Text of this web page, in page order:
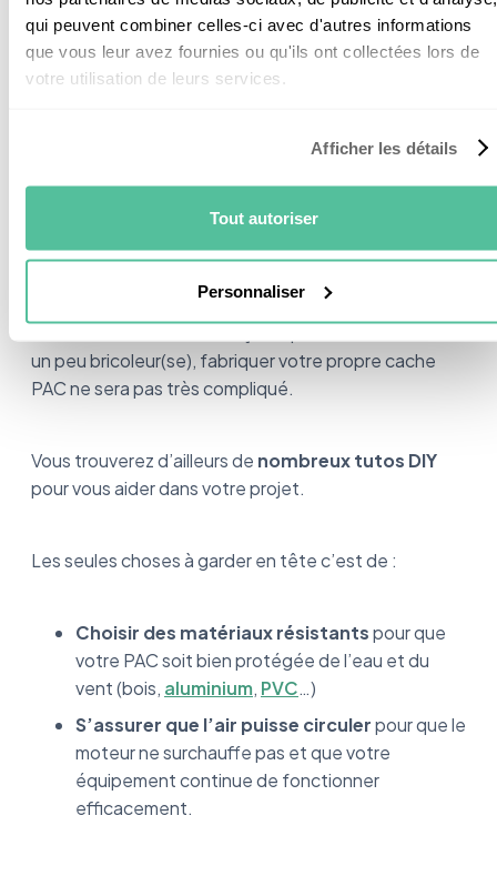
qui peuvent combiner celles-ci avec d'autres informations
que vous leur avez fournies ou qu'ils ont collectées lors de
votre utilisation de leurs services.
Afficher les détails
Tout autoriser
Personnaliser
Fabriquer un cache pompe à
chaleur soi-même : C’est
Vous n’avez pas trouvé de cache clim qui vous
un peu bricoleur(se), fabriquer votre propre cache
PAC ne sera pas très compliqué.
Vous trouverez d’ailleurs de nombreux tutos DIY
pour vous aider dans votre projet.
Les seules choses à garder en tête c’est de :
Choisir des matériaux résistantspour que
votre PAC soit bien protégée de l’eau et du
vent (bois, aluminium, PVC…)
S’assurer que l’air puisse circulerpour que le
moteur ne surchauffe pas et que votre
équipement continue de fonctionner
efficacement.